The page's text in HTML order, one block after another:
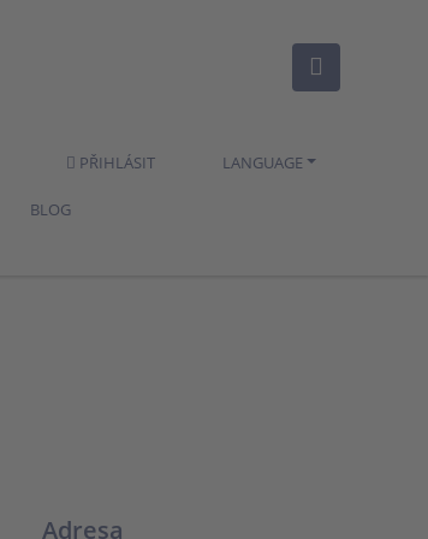
PŘIHLÁSIT LANGUAGE
BLOG
Adresa